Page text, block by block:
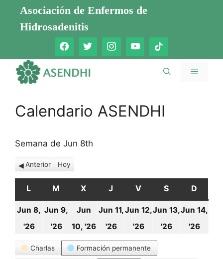
Saltar
contenido
Asociación de Enfermos de
Hidrosadenitis
Menú
Calendario ASENDHI
Semana de Jun 8th
Anterior Hoy
L LUNES
M MARTES
X MIÉRCOLES
J JUEVES
V VIERNES
S SÁBADO
D
Jun 8,
'268
junio,
Jun 9,
'269
junio,
Jun
10, '2610
junio,
Jun 11,
'2611
junio,
Jun 12,
'26
junio,
Jun 13,
'26
Jun 14,
'26
Categorías
Charlas Formación permanente